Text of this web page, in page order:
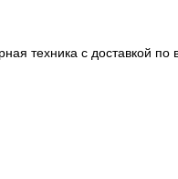
техника с доставкой по